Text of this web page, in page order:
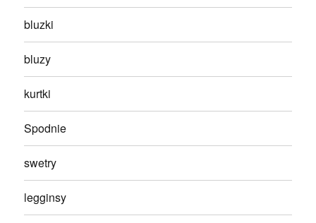
bluzki
bluzy
kurtki
Spodnie
swetry
legginsy